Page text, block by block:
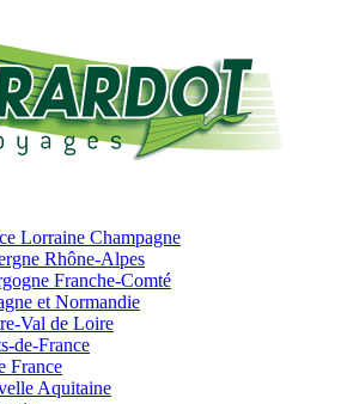
Lorraine Champagne
Rhône-Alpes
Franche-Comté
et Normandie
Val de Loire
de-France
France
Aquitaine